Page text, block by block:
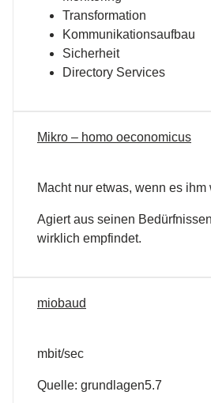
Transformation
Kommunikationsaufbau
Sicherheit
Directory Services
Mikro – homo oeconomicus
Macht nur etwas, wenn es ihm
Agiert aus seinen
wirklich empfindet.
miobaud
mbit/sec
Quelle: grundlagen5.7